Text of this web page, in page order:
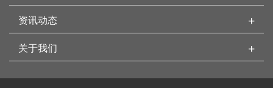
资讯动态 +
关于我们 +